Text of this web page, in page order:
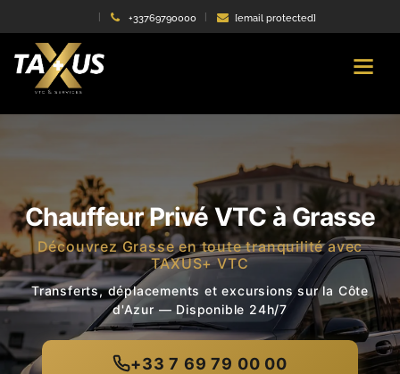
+33769790000 [email protected]
Chauffeur Privé VTC à Grasse
Découvrez Grasse en toute tranquilité avec
TAXUS+ VTC
Transferts, déplacements et excursions sur la Côte
d'Azur — Disponible 24h/7
+33 7 69 79 00 00